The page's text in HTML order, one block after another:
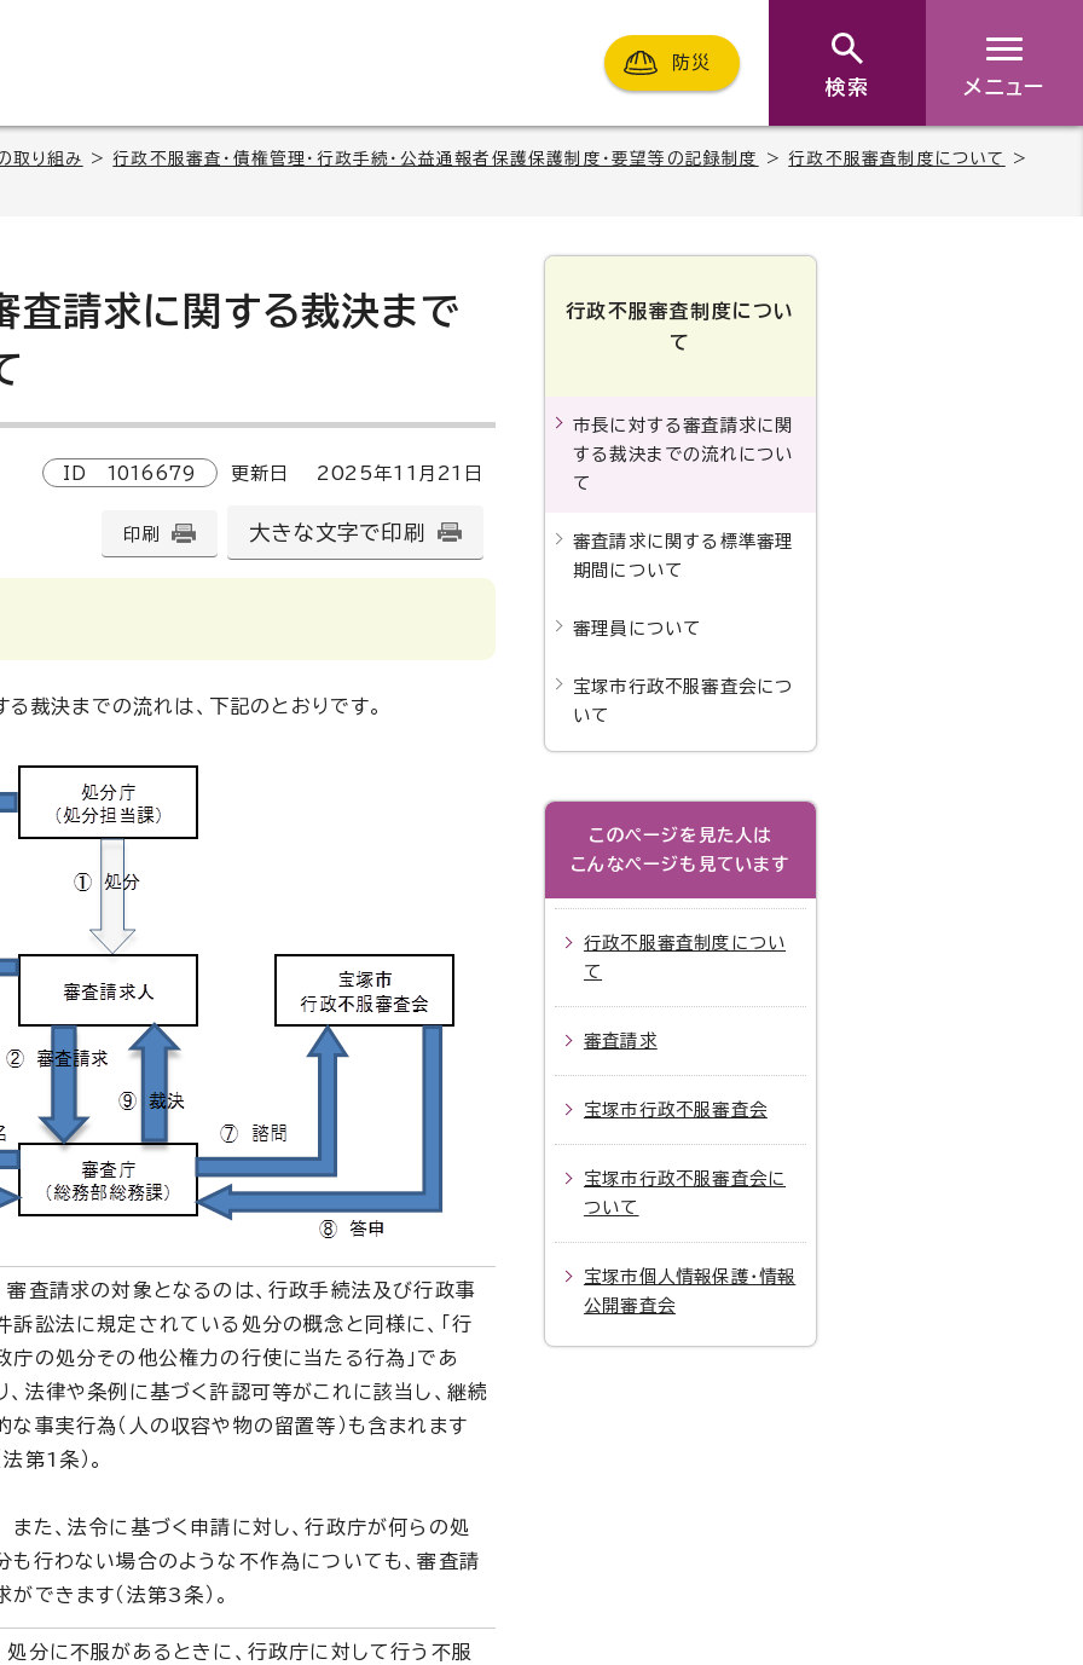
防災
検索 メニュー
取り組み >行政不服審査・債権管理・行政手続・公益通報者保護保護制度・要望等の記録制度 >行政不服審査制度について >
査請求に関する裁決まで
ID 1016679 更新日 2025年11 月 21 日
印刷 大きな文字で印刷
裁決までの流れは、下記のとおりです。
査請求の対象となるのは、行政手続法及び行政事
訴訟法に規定されている処分の概念と同様に、「行
庁の処分その他公権力の行使に当たる行為」であ
、法律や条例に基づく許認可等がこれに該当し、継続
な事実行為（人の収容や物の留置等）も含まれます
法第1条）。
た、法令に基づく申請に対し、行政庁が何らの処
も行わない場合のような不作為についても、審査請
ができます（法第3条）。
分に不服があるときに、行政庁に対して行う不服
行政不服審査制度につい
て
市長に対する審査請求に関
する裁決までの流れについ
て
審査請求に関する標準審理
期間について
審理員について
宝塚市行政不服審査会につ
いて
このページを見た人は
こんなページも見ています
行政不服審査制度につい
て
審査請求
宝塚市行政不服審査会
宝塚市行政不服審査会に
ついて
宝塚市個人情報保護・情報
公開審査会